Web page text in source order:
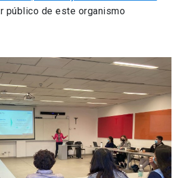
público de este organismo